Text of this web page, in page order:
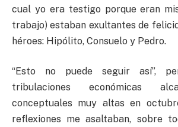
cual yo era testigo porque eran
trabajo) estaban exultantes de
héroes: Hipólito, Consuelo y Pedro.
“Esto no puede seguir así”,
tribulaciones económicas
conceptuales muy altas en
reflexiones me asaltaban, sobre